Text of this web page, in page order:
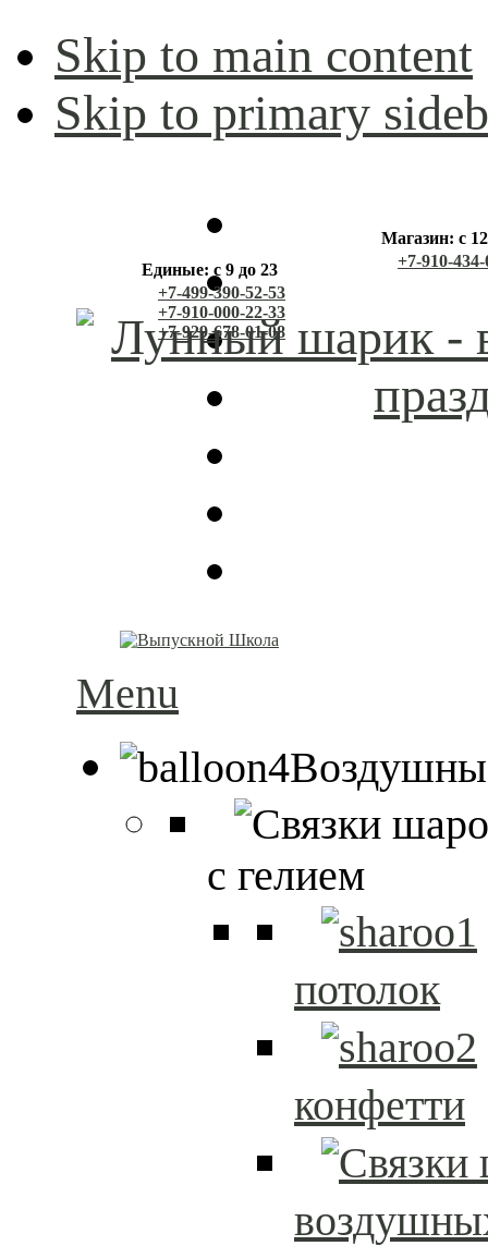
Skip to main content
Skip to primary
Единые: с 9 до 23
+7-499-390-52-53
+7-910-000-22-33
+7-929-678-01-08
Магазин: с
+7-910-
Menu
с гелием
потолок
конфетти